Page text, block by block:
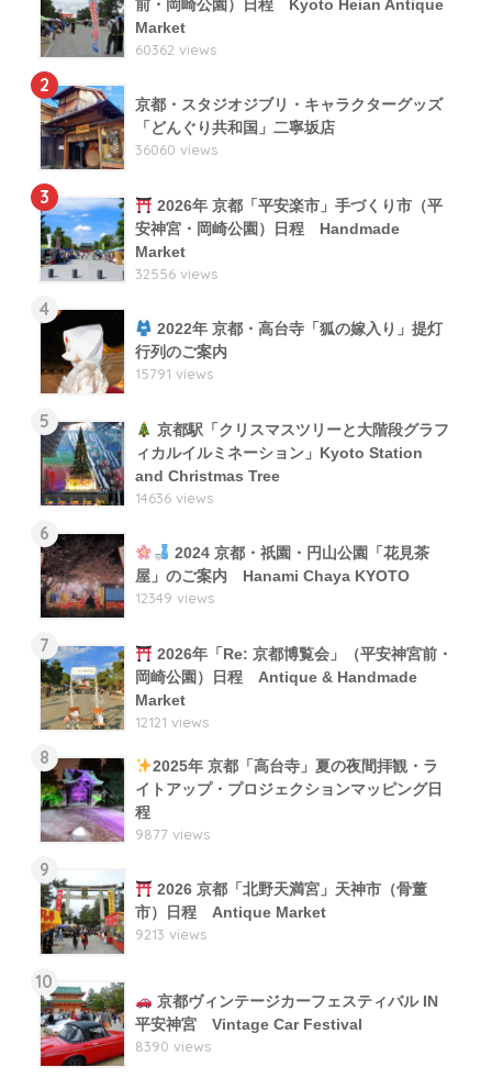
前・岡崎公園）日程 Kyoto Heian Antique
Market
60362 views
2
京都・スタジオジブリ・キャラクターグッズ
「どんぐり共和国」二寧坂店
36060 views
3
2026年 京都「平安楽市」手づくり市（平
安神宮・岡崎公園）日程 Handmade
Market
32556 views
4
2022年 京都・高台寺「狐の嫁入り」提灯
行列のご案内
15791 views
5
京都駅「クリスマスツリーと大階段グラフ
ィカルイルミネーション」Kyoto Station
and Christmas Tree
14636 views
6
2024 京都・祇園・円山公園「花見茶
屋」のご案内 Hanami Chaya KYOTO
12349 views
7
2026年「Re: 京都博覧会」（平安神宮前・
岡崎公園）日程 Antique & Handmade
Market
12121 views
8
2025年 京都「高台寺」夏の夜間拝観・ラ
イトアップ・プロジェクションマッピング日
程
9877 views
9
2026 京都「北野天満宮」天神市（骨董
市）日程 Antique Market
9213 views
10
京都ヴィンテージカーフェスティバル IN
平安神宮 Vintage Car Festival
8390 views